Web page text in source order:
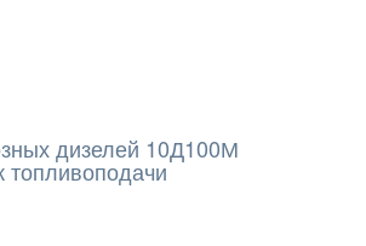
дизелей 10Д100М
топливоподачи